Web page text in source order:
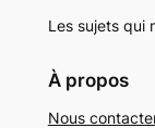
Les sujets qui
À propos
Nous